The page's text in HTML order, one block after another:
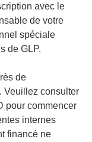
avec le
de votre
spéciale
de GLP.
de
Veuillez consulter
pour commencer
internes
financé ne